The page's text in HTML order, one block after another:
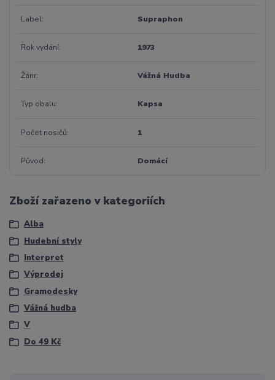
Label Supraphon
Rok vydání 1973
Žánr Vážná Hudba
Typ obalu Kapsa
Počet nosičů 1
Původ Domácí
Zboží zařazeno v kategoriích
Alba
Hudební styly
Interpret
Výprodej
Gramodesky
Vážná hudba
V
Do 49 Kč